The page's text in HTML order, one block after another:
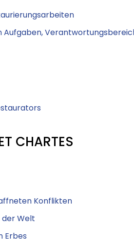
Aufgaben,
CHARTES
Konflikten
der Welt
Erbes